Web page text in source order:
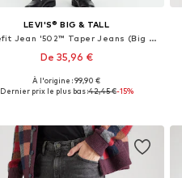
LEVI'S® BIG & TALL
Loosefit Jean '502™ Taper Jeans (Big & Tall)'
De 35,96 €
Disponible en plusieurs tailles
À l'origine : 99,90 €
Dernier prix le plus bas :42,45 €-15%